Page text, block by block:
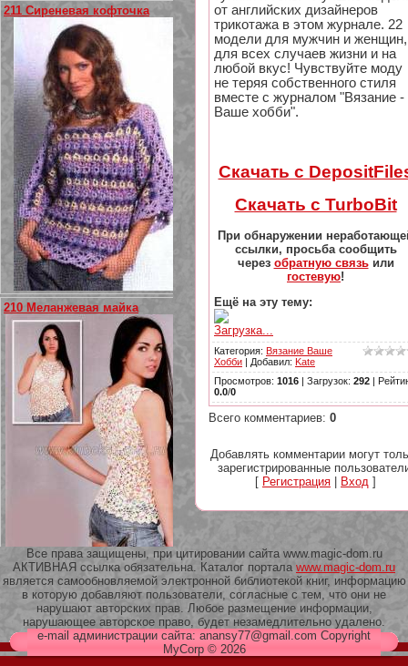
211 Сиреневая кофточка
210 Меланжевая майка
209 Белая кофта из ленточного
кружева
от английских дизайнеров
трикотажа в этом журнале. 22
модели для мужчин и женщин,
для всех случаев жизни и на
любой вкус! Чувствуйте моду
не теряя собственного стиля
вместе с журналом "Вязание -
Ваше хобби".
Скачать с
Скачать с TurboBit
При обнаружении
ссылки, просьба сообщить
через обратную связьили
гостевую!
Ещё на эту тему:
Загрузка...
Категория: Вязание Ваше
Хобби | Добавил: Kate
Просмотров: 1016 | Загрузок: 292 |
0.0/0
Всего комментариев: 0
Добавлять комментарии могут
зарегистрированные
[ Регистрация Вход ]
Все права защищены, при цитировании сайта www.magic-dom.ru
АКТИВНАЯ ссылка обязательна. Каталог портала www.magic-dom.ru
является самообновляемой электронной библиотекой книг, информацию
в которую добавляют пользователи, согласные с тем, что они не
нарушают авторских прав. Любое размещение информации,
нарушающее авторское право, будет незамедлительно удалено.
e-mail администрации сайта: anansy77@gmail.com Copyright
MyCorp © 2026